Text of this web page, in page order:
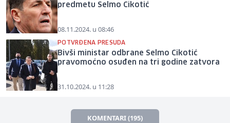
predmetu Selmo Cikotić
08.11.2024. u 08:46
POTVRĐENA PRESUDA
Bivši ministar odbrane Selmo Cikotić
pravomoćno osuđen na tri godine zatvora
31.10.2024. u 11:28
KOMENTARI (195)